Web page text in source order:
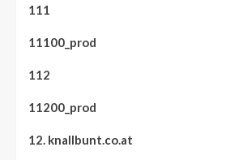
111
11100_prod
112
11200_prod
12. knallbunt.co.at